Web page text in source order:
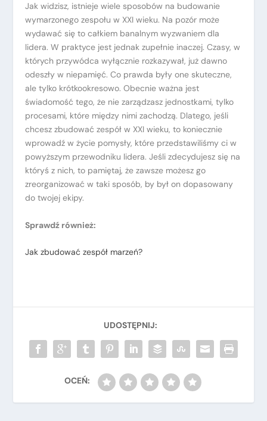
Jak widzisz, istnieje wiele sposobów na budowanie
wymarzonego zespołu w XXI wieku. Na pozór może
wydawać się to całkiem banalnym wyzwaniem dla
lidera. W praktyce jest jednak zupełnie inaczej. Czasy, w
których przywódca wyłącznie rozkazywał, już dawno
odeszły w niepamięć. Co prawda były one skuteczne,
ale tylko krótkookresowo. Obecnie ważna jest
świadomość tego, że nie zarządzasz jednostkami, tylko
procesami, które między nimi zachodzą. Dlatego, jeśli
chcesz zbudować zespół w XXI wieku, to koniecznie
wprowadź w życie pomysły, które przedstawiliśmy ci w
powyższym przewodniku lidera. Jeśli zdecydujesz się na
któryś z nich, to pamiętaj, że zawsze możesz go
zreorganizować w taki sposób, by był on dopasowany
do twojej ekipy.
Sprawdź również:
Jak zbudować zespół marzeń?